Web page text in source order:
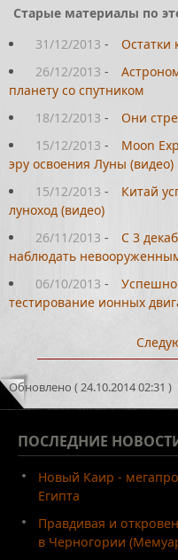
Старые материалы по
31/12/2013 -
Остатки
26/12/2013 -
планету со спутником
18/12/2013 -
Они
15/12/2013 -
Moon
эру освоения Луны (видео)
15/12/2013 -
Китай
луноход (видео)
26/11/2013 -
С 3
наблюдать
06/10/2013 -
Успешно
тестирование ионных
Обновлено ( 24.10.2014 02:31 )
ПОСЛЕДНИЕ
Новый Каир -
Египта
Правдивая и
в Черногории